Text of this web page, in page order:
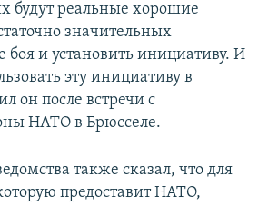
будут реальные хорошие
значительных
и установить инициативу. И
эту инициативу в
он после встречи с
НАТО в Брюсселе.
также сказал, что для
предоставит НАТО,